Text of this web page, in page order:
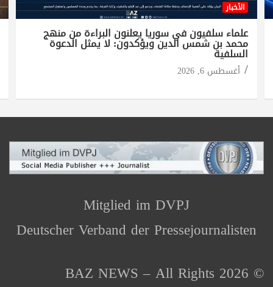
الأخبار
علماء سلفيون في سوريا يعلنون البراءة من منهج
محمد بن شمس الدين ويؤكدون: لا يمثل الدعوة
السلفية
أغسطس 6, 2026
Mitglied im DVPJ
Deutscher Verband der Pressejournalisten
© 2026 BAZ NEWS – All Rights